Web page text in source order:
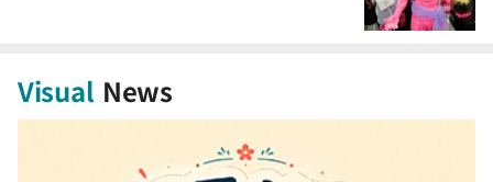
Visual News